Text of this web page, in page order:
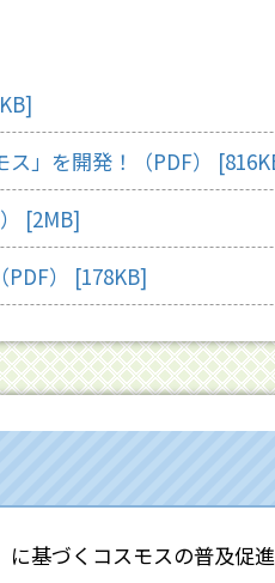
ス」を開発！（PDF）
[2MB]
PDF） [178KB]
基づくコスモスの普及促